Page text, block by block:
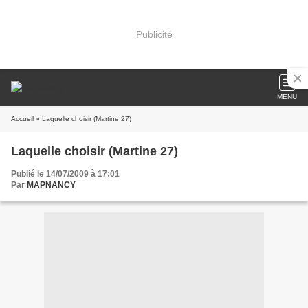
Publicité
MENU
Accueil » Laquelle choisir (Martine 27)
Laquelle choisir (Martine 27)
Publié le 14/07/2009 à 17:01
Par MAPNANCY